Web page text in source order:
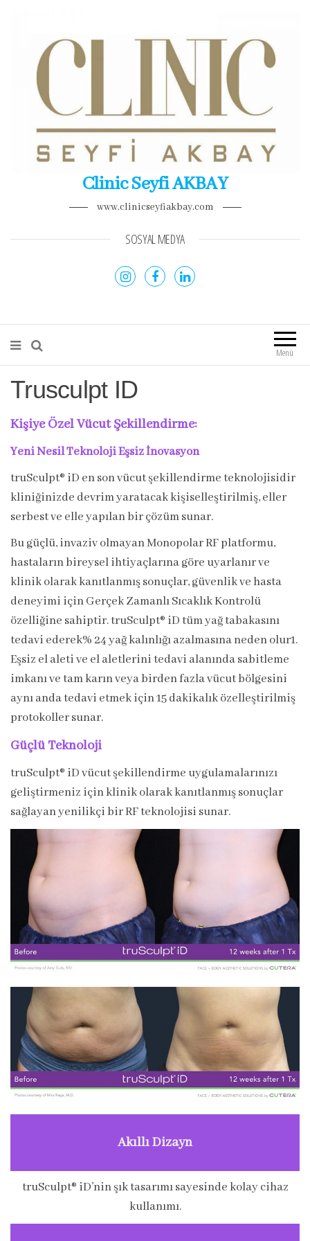
Clinic Seyfi AKBAY
www.clinicseyfiakbay.com
SOSYAL MEDYA
Menü
Trusculpt ID
Kişiye Özel Vücut Şekillendirme:
Yeni Nesil Teknoloji Eşsiz İnovasyon
truSculpt® iD en son vücut şekillendirme teknolojisidir
kliniğinizde devrim yaratacak kişiselleştirilmiş, eller
serbest ve elle yapılan bir çözüm sunar.
Bu güçlü, invaziv olmayan Monopolar RF platformu,
hastaların bireysel ihtiyaçlarına göre uyarlanır ve
klinik olarak kanıtlanmış sonuçlar, güvenlik ve hasta
deneyimi için Gerçek Zamanlı Sıcaklık Kontrolü
özelliğine sahiptir. truSculpt® iD tüm yağ tabakasını
tedavi ederek% 24 yağ kalınlığı azalmasına neden olur1.
Eşsiz el aleti ve el aletlerini tedavi alanında sabitleme
imkanı ve tam karın veya birden fazla vücut bölgesini
aynı anda tedavi etmek için 15 dakikalık özelleştirilmiş
protokoller sunar.
Güçlü Teknoloji
truSculpt® iD vücut şekillendirme uygulamalarınızı
geliştirmeniz için klinik olarak kanıtlanmış sonuçlar
sağlayan yenilikçi bir RF teknolojisi sunar.
Akıllı Dizayn
truSculpt® iD’nin şık tasarımı sayesinde kolay cihaz
kullanımı.